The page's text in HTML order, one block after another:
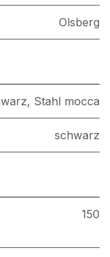
Olsberg
, Stahl mocca
schwarz
150